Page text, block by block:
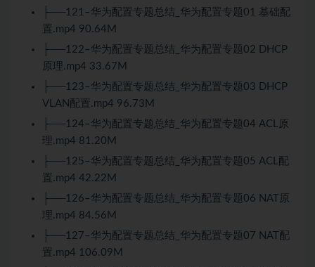
├──121–华为配置专题总结_华为配置专题01 基础配
置.mp4 90.64M
├──122–华为配置专题总结_华为配置专题02 DHCP
原理.mp4 33.67M
├──123–华为配置专题总结_华为配置专题03 DHCP
VLAN配置.mp4 96.73M
├──124–华为配置专题总结_华为配置专题04 ACL原
理.mp4 81.20M
├──125–华为配置专题总结_华为配置专题05 ACL配
置.mp4 42.22M
├──126–华为配置专题总结_华为配置专题06 NAT原
理.mp4 84.56M
├──127–华为配置专题总结_华为配置专题07 NAT配
置.mp4 106.09M